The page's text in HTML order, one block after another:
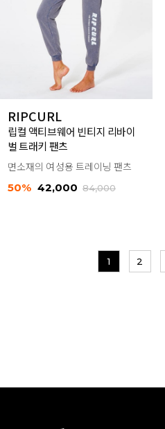
RIPCURL
립컬 액티브웨어 빈티지 리바이
벌 트래키 팬츠
면소재의 여성용 트레이닝 팬츠
50% 42,000 84,000
1 2